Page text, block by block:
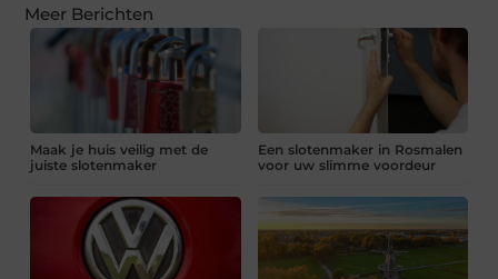
Meer Berichten
Maak je huis veilig met de
juiste slotenmaker
Een slotenmaker in Rosmalen
voor uw slimme voordeur